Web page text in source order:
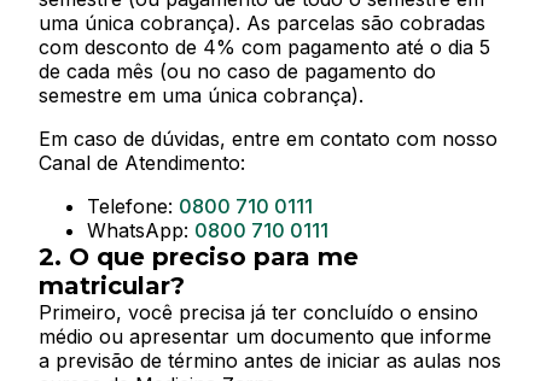
uma única cobrança). As parcelas são cobradas
com desconto de 4% com pagamento até o dia 5
de cada mês (ou no caso de pagamento do
semestre em uma única cobrança).
Em caso de dúvidas, entre em contato com nosso
Canal de Atendimento:
Telefone: 0800 710 0111
WhatsApp: 0800 710 0111
2. O que preciso para me
matricular?
Primeiro, você precisa já ter concluído o ensino
médio ou apresentar um documento que informe
a previsão de término antes de iniciar as aulas nos